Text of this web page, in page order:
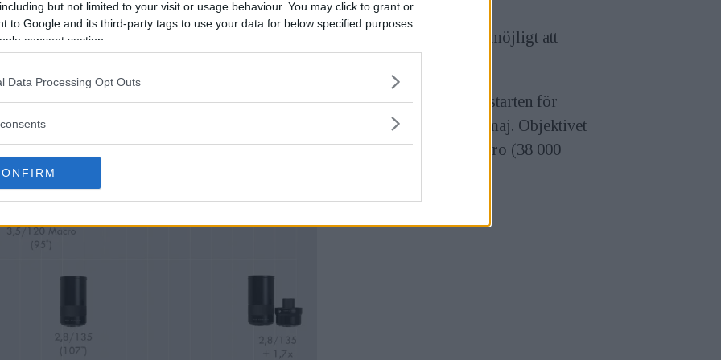
but not limited to your visit or usage behaviour. You may click to grant or
to Google and its third-party tags to use your data for below specified purposes
consent section.
Data Processing Opt Outs
som möjliggör blixtsynkronisering ner till 1/2000 sekund. Det gör det möjligt att
på objektivet.Objektivet är en riktigt bastant pjäs på 600 gram.
Den beräknade levererasstarten för
objektivet är i mitten av maj. Objektivet
kommer att kosta 3600euro (38 000